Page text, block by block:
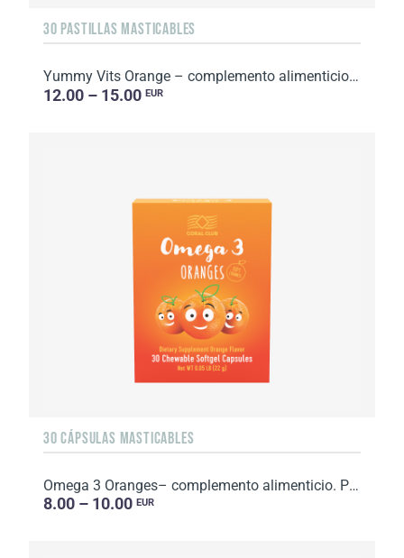
30 PASTILLAS MASTICABLES
Yummy Vits Orange – complemento alimenticio con edulcorantes. Peso neto: 42 g.
12.00 – 15.00 EUR
30 CÁPSULAS MASTICABLES
Omega 3 Oranges– complemento alimenticio. Peso neto: 22 g
8.00 – 10.00 EUR